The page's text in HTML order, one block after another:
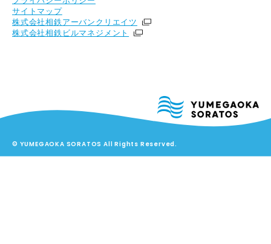
サイトマップ
株式会社相鉄アーバンクリエイツ
株式会社相鉄ビルマネジメント
© YUMEGAOKA SORATOS All Rights Reserved.